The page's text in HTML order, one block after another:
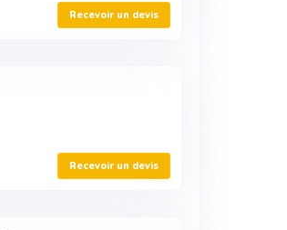
Recevoir un devis
Recevoir un devis